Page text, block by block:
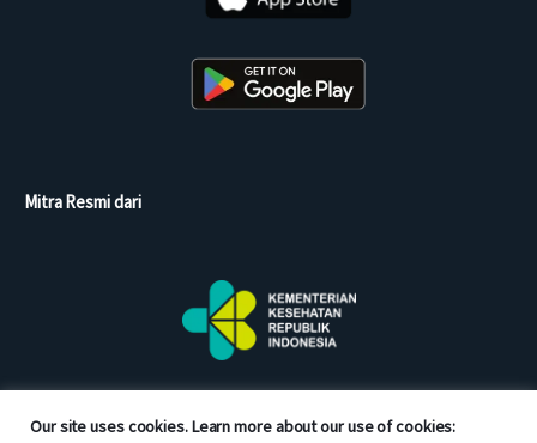
Our site uses cookies. Learn more about our use of cookies:
Mitra Resmi dari